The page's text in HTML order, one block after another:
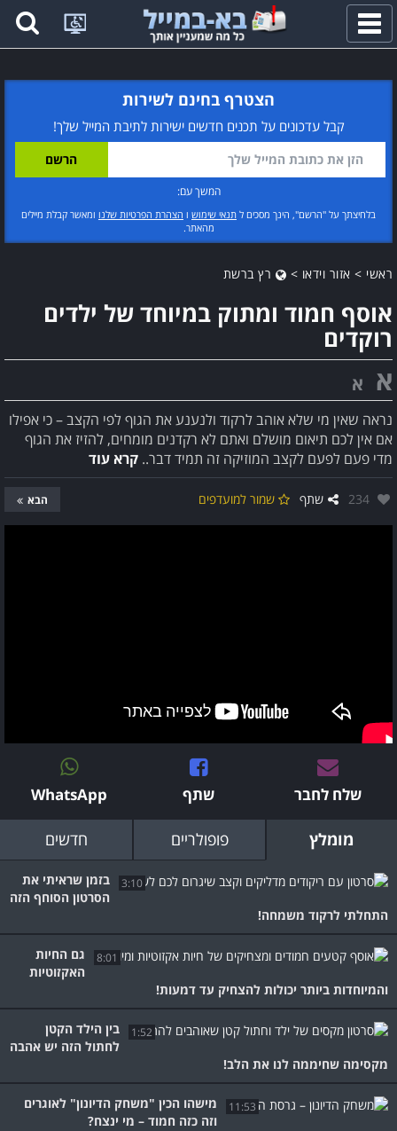
פתח
תפריט
הצטרף בחינם לשירות
קבל עדכונים על תכנים חדשים ישירות לתיבת המייל שלך!
המשך עם:
בלחיצתך על "הרשם", הינך מסכים ל תנאי שימוש ו הצהרת הפרטיות שלנו ומאשר קבלת מיילים
מהאתר.
ראשי > אזור וידאו > רץ ברשת
אוסף חמוד ומתוק במיוחד של ילדים
רוקדים
א א
נראה שאין מי שלא אוהב לרקוד ולנענע את הגוף לפי הקצב – כי אפילו
אם אין לכם תיאום מושלם ואתם לא רקדנים מומחים, להזיז את הגוף
מדי פעם לפעם לקצב המוזיקה זה תמיד דבר.. קרא עוד
אהבו:
234 שתף שמור למועדפים הבא
שלח לחבר שתף WhatsApp
מומלץ פופולריים חדשים
3:10
בזמן שראיתי את
הסרטון הסוחף הזה
התחלתי לרקוד משמחה!
8:01
גם החיות
האקזוטיות
והמיוחדות ביותר יכולות להצחיק עד דמעות!
1:52
בין הילד הקטן
לחתול הזה יש אהבה
מקסימה שחיממה לנו את הלב!
11:53
מישהו הכין "משחק הדיונון" לאוגרים
וזה כזה חמוד – מי ינצח?